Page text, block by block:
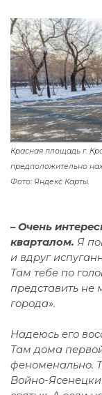
Красная площадь г.
предположительно
Фото: Яндекс Карты.
–Очень
кварталом. Я
и вдруг
Там тебе по
представить не
города».
Надеюсь его
Там дома
феноменально.
Войно-